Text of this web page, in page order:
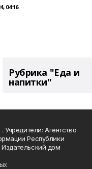
04:16
Рубрика "Еда и
напитки"
Учредители: Агентство
Республики
дом